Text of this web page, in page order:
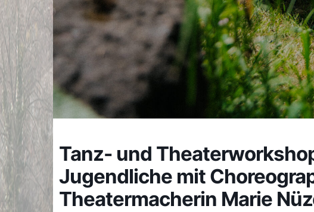
Tanz- und
Jugendliche mit
Theatermacherin Marie